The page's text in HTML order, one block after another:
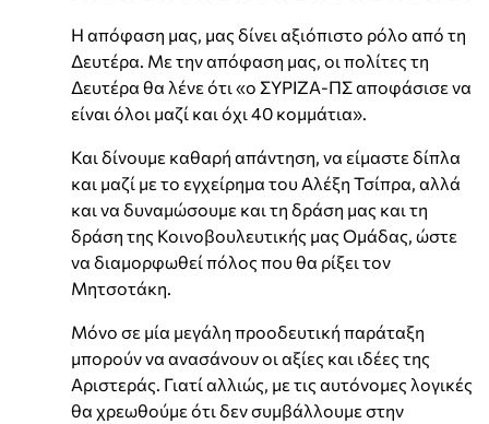
Η απόφαση μας, μας δίνει αξιόπιστο ρόλο από τη
Δευτέρα. Με την απόφαση μας, οι πολίτες τη
Δευτέρα θα λένε ότι «ο ΣΥΡΙΖΑ-ΠΣ αποφάσισε να
είναι όλοι μαζί και όχι 40 κομμάτια».
Και δίνουμε καθαρή απάντηση, να είμαστε δίπλα
και μαζί με το εγχείρημα του Αλέξη Τσίπρα, αλλά
και να δυναμώσουμε και τη δράση μας και τη
δράση της Κοινοβουλευτικής μας Ομάδας, ώστε
να διαμορφωθεί πόλος που θα ρίξει τον
Μητσοτάκη.
Μόνο σε μία μεγάλη προοδευτική παράταξη
μπορούν να ανασάνουν οι αξίες και ιδέες της
Αριστεράς. Γιατί αλλιώς, με τις αυτόνομες λογικές
θα χρεωθούμε ότι δεν συμβάλλουμε στην